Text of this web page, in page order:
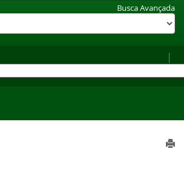
Busca Avançada